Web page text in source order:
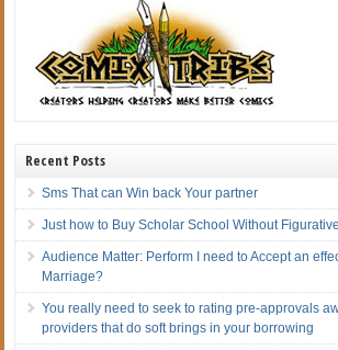
Recent Posts
Sms That can Win back Your partner
Just how to Buy Scholar School Without
Audience Matter: Perform I need to Accept an
Marriage?
You really need to seek to rating pre-approvals
providers that do soft brings in your borrowing